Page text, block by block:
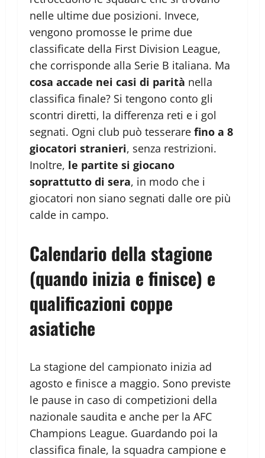
nelle ultime due posizioni. Invece,
vengono promosse le prime due
classificate della First Division League,
che corrisponde alla Serie B italiana. Ma
cosa accade nei casi di parità nella
classifica finale? Si tengono conto gli
scontri diretti, la differenza reti e i gol
segnati. Ogni club può tesserare fino a 8
giocatori stranieri, senza restrizioni.
Inoltre, le partite si giocano
soprattutto di sera, in modo che i
giocatori non siano segnati dalle ore più
calde in campo.
Calendario della stagione
(quando inizia e finisce) e
qualificazioni coppe
asiatiche
La stagione del campionato inizia ad
agosto e finisce a maggio. Sono previste
le pause in caso di competizioni della
nazionale saudita e anche per la AFC
Champions League. Guardando poi la
classifica finale, la squadra campione e